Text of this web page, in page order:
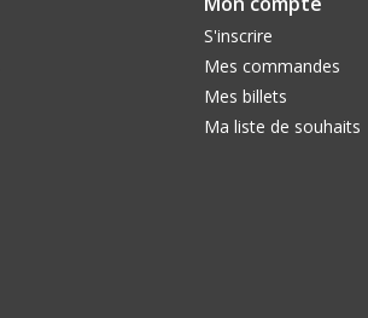
S'inscrire
Mes commandes
Mes billets
Ma liste de souhaits